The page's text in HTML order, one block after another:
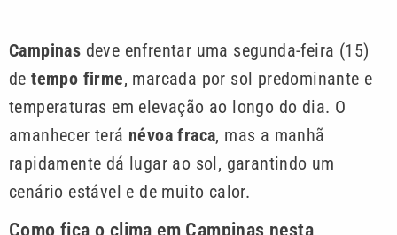
Campinas deve enfrentar uma segunda-feira (15)
detempo firme, marcada por sol predominante e
temperaturas em elevação ao longo do dia. O
amanhecer terá névoa fraca, mas a manhã
rapidamente dá lugar ao sol, garantindo um
cenário estável e de muito calor.
Como fica o clima em Campinas nesta